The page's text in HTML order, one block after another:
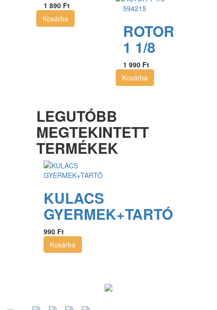
1 890 Ft
Kosárba
594215
ROTOR
1 1/8
1 990 Ft
Kosárba
LEGUTÓBB
MEGTEKINTETT
TERMÉKEK
KULACS
GYERMEK+TARTÓ
990 Ft
Kosárba